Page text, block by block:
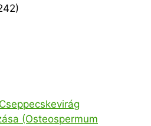
Cseppecskevirág
(Osteospermum